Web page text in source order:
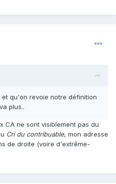
qu'on revoie notre définition
plus..
CA ne sont visiblement pas du
Cri du contribuable, mon adresse
de droite (voire d'extrême-